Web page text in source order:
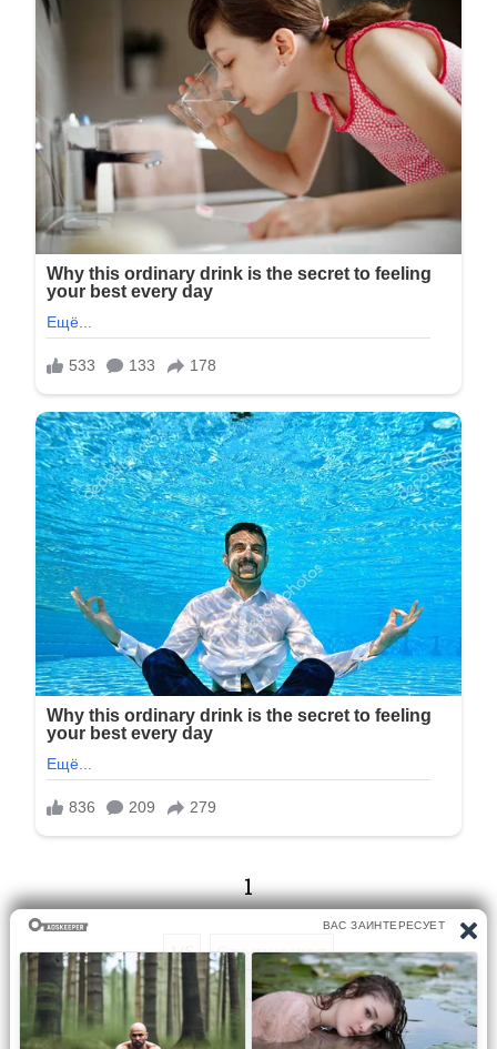
1
1/5 Следующая
Перейти на страницу: